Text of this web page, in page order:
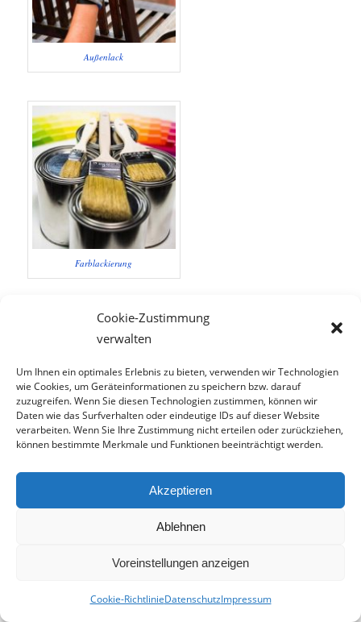
Cookie-Zustimmung
verwalten
Um Ihnen ein optimales Erlebnis zu bieten, verwenden wir Technologien
wie Cookies, um Geräteinformationen zu speichern bzw. darauf
zuzugreifen. Wenn Sie diesen Technologien zustimmen, können wir
Daten wie das Surfverhalten oder eindeutige IDs auf dieser Website
verarbeiten. Wenn Sie Ihre Zustimmung nicht erteilen oder zurückziehen,
können bestimmte Merkmale und Funktionen beeinträchtigt werden.
Akzeptieren
Ablehnen
Voreinstellungen anzeigen
Cookie-RichtlinieDatenschutzImpressum
Außenlack
Farblackierung
Holzdecke